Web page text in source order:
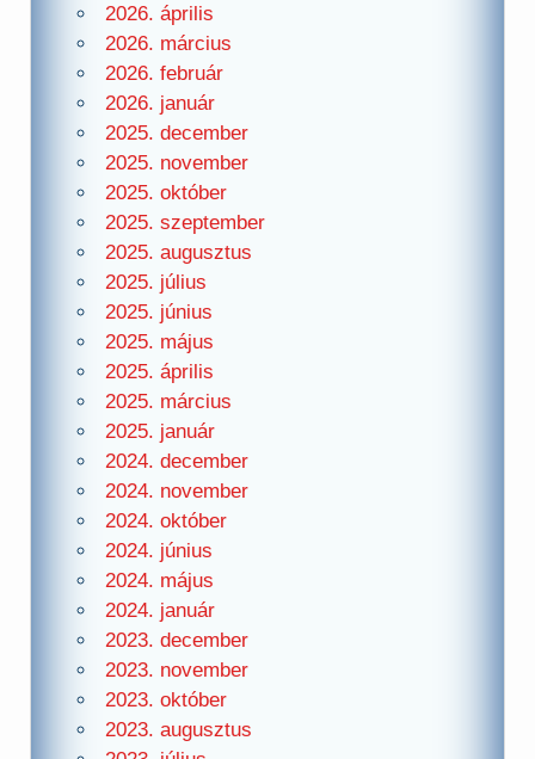
2026. április
2026. március
2026. február
2026. január
2025. december
2025. november
2025. október
2025. szeptember
2025. augusztus
2025. július
2025. június
2025. május
2025. április
2025. március
2025. január
2024. december
2024. november
2024. október
2024. június
2024. május
2024. január
2023. december
2023. november
2023. október
2023. augusztus